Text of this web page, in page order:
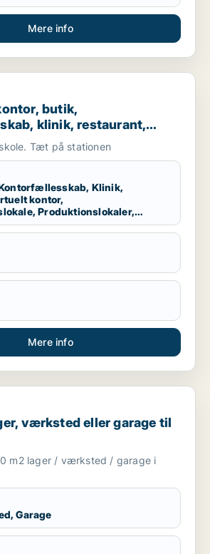
Mere info
butik, kontorfællesskab, klinik,
butik,
klinik, restaurant,
undervisningslokale,
eller garage til leje i
Tæt på stationen
Klinik,
kontor,
Produktionslokaler,
Mere info
eller garage til leje i Rødby
værksted eller garage til
m2 lager / værksted / garage i
Garage